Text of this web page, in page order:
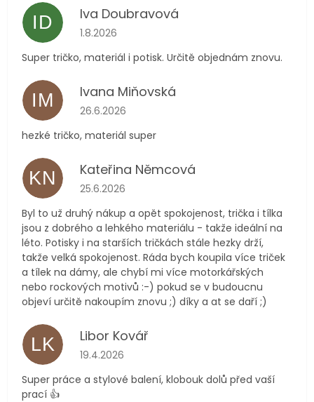
ID Iva Doubravová
Hodnocení obchodu je 5 z 5 hvězdiček.
1.8.2026
Super tričko, materiál i potisk. Určitě objednám znovu.
IM Ivana Miňovská
Hodnocení obchodu je 5 z 5 hvězdiček.
26.6.2026
hezké tričko, materiál super
KN Kateřina Němcová
Hodnocení obchodu je 5 z 5 hvězdiček.
25.6.2026
Byl to už druhý nákup a opět spokojenost, trička i tílka
jsou z dobrého a lehkého materiálu - takže ideální na
léto. Potisky i na starších tričkách stále hezky drží,
takže velká spokojenost. Ráda bych koupila více triček
a tílek na dámy, ale chybí mi více motorkářských
nebo rockových motivů :-) pokud se v budoucnu
objeví určitě nakoupím znovu ;) díky a at se daří ;)
LK Libor Kovář
Hodnocení obchodu je 5 z 5 hvězdiček.
19.4.2026
Super práce a stylové balení, klobouk dolů před vaší
prací 👍